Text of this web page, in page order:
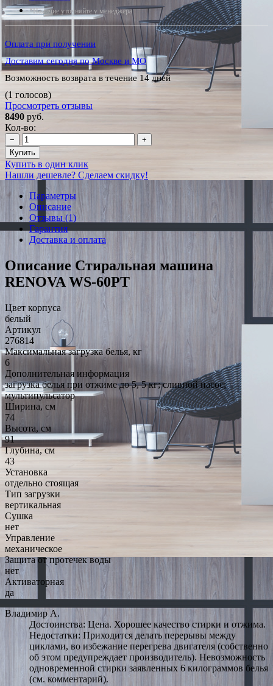
*Наличие уточняйте у менеджера
Оплата при получении
Доставим сегодня по Москве и МО
Возможность возврата в течение 14 дней
(1 голосов)
Просмотреть отзывы
8490 руб.
Кол-во:
−
+
Купить
Купить в один клик
Нашли дешевле? Сделаем скидку!
Параметры
Описание
Отзывы (1)
Гарантия
Доставка и оплата
Описание Стиральная машина
RENOVA WS-60PT
Цвет корпуса
белый
Артикул
276814
Максимальная загрузка белья, кг
6
Дополнительная информация
загрузка белья при отжиме до 5, 5 кг; сливной насос;
мультипульсатор
Ширина, см
74
Высота, см
91
Глубина, см
43
Установка
отдельно стоящая
Тип загрузки
вертикальная
Сушка
нет
Управление
механическое
Защита от протечек воды
нет
Активаторная
да
Владимир А.
Достоинства: Цена. Хорошее качество стирки и отжима.
Недостатки: Приходится делать перерывы между
циклами, во избежание перегрева двигателя (собственно
об этом предупреждает производитель). Невозможность
одновременной стирки заявленных 6 килограммов белья
(см. комментарий).